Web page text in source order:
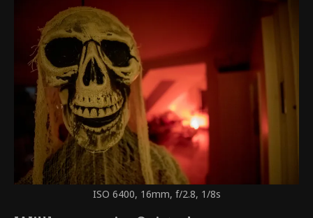
ISO 6400, 16mm, f/2.8, 1/8s